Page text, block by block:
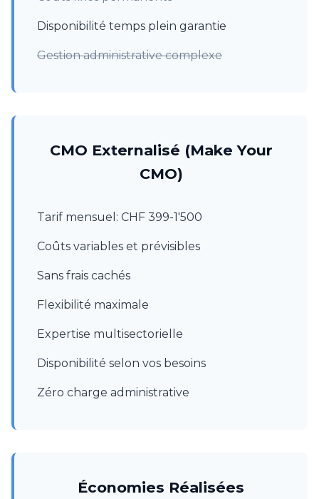
Disponibilité temps plein garantie
Gestion administrative complexe
CMO Externalisé (Make Your
CMO)
Tarif mensuel: CHF 399-1'500
Coûts variables et prévisibles
Sans frais cachés
Flexibilité maximale
Expertise multisectorielle
Disponibilité selon vos besoins
Zéro charge administrative
Économies Réalisées